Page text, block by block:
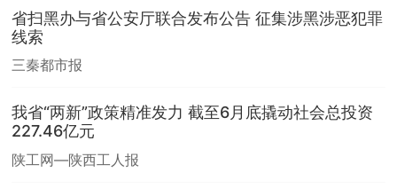
省扫黑办与省公安厅联合发布公告 征集涉黑涉恶犯罪
线索
三秦都市报
我省“两新”政策精准发力 截至6月底撬动社会总投资
227.46亿元
陕工网—陕西工人报